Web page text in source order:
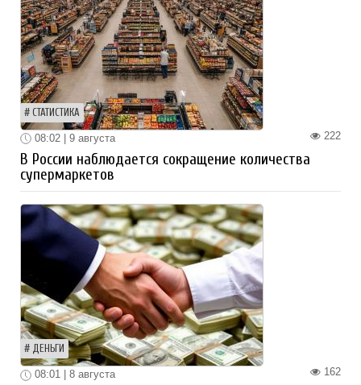
СТАТИСТИКА
222
08:02 | 9 августа
В России наблюдается сокращение количества
супермаркетов
ДЕНЬГИ
162
08:01 | 8 августа